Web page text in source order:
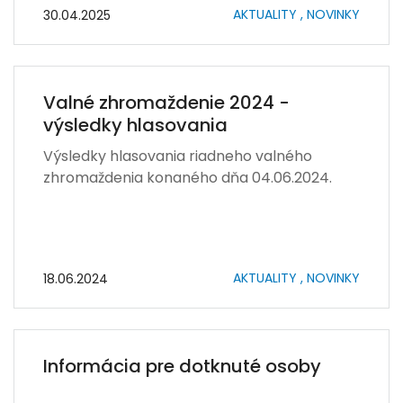
30.04.2025 AKTUALITY , NOVINKY
Valné zhromaždenie 2024 -
výsledky hlasovania
Výsledky hlasovania riadneho valného
zhromaždenia konaného dňa 04.06.2024.
18.06.2024 AKTUALITY , NOVINKY
Informácia pre dotknuté osoby